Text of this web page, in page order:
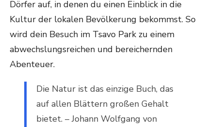
Dörfer auf, in denen du einen Einblick in die
Kultur der lokalen Bevölkerung bekommst. So
wird dein Besuch im Tsavo Park zu einem
abwechslungsreichen und bereichernden
Abenteuer.
Die Natur ist das einzige Buch, das
auf allen Blättern großen Gehalt
bietet. – Johann Wolfgang von